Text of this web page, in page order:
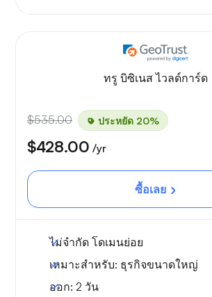
ทรู บิซิเนส ไวลด์การ์ด
$535.00 ประหยัด 20%
$428.00 /yr
ซื้อเลย
ไม่จำกัด โดเมนย่อย
เหมาะสำหรับ: ธุรกิจขนาดใหญ่
ออก: 2 วัน